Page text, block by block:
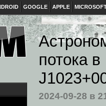
GOOGLE APPLE
потока
2024-09-28 в